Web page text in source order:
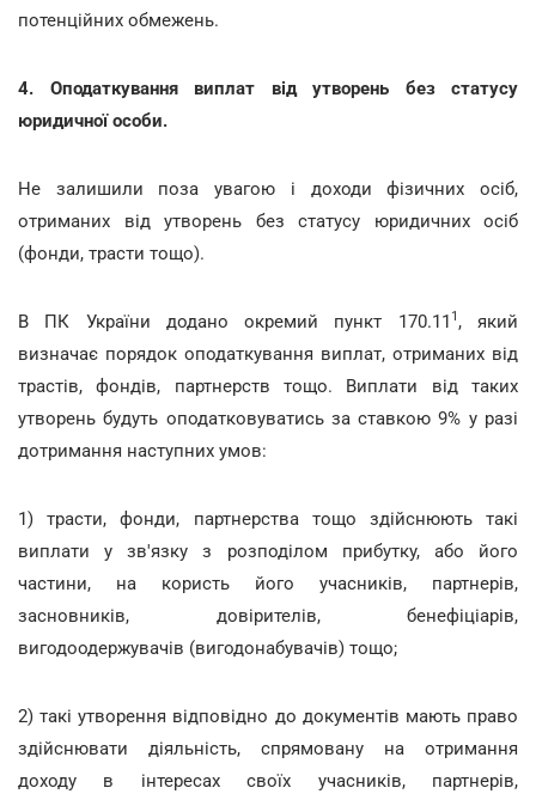
потенційних обмежень.
4. Оподаткування виплат від утворень без статусу
юридичної особи.
Не залишили поза увагою і доходи фізичних осіб,
отриманих від утворень без статусу юридичних осіб
(фонди, трасти тощо).
В ПК України додано окремий пункт 170.11 1 , який
визначає порядок оподаткування виплат, отриманих від
трастів, фондів, партнерств тощо. Виплати від таких
утворень будуть оподатковуватись за ставкою 9% у разі
дотримання наступних умов:
1) трасти, фонди, партнерства тощо здійснюють такі
виплати у зв'язку з розподілом прибутку, або його
частини, на користь його учасників, партнерів,
засновників, довірителів, бенефіціарів,
вигодоодержувачів (вигодонабувачів) тощо;
2) такі утворення відповідно до документів мають право
здійснювати діяльність, спрямовану на отримання
доходу в інтересах своїх учасників, партнерів,